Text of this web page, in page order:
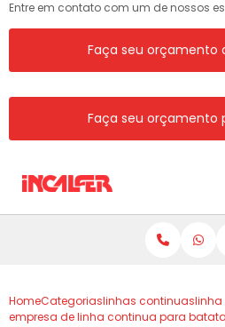
Entre em contato com um de nossos
Faça seu orçamento
Faça seu orçamento
HomeCategoriaslinhas continuaslinha
empresa de linha continua para